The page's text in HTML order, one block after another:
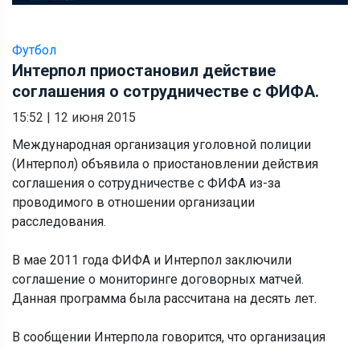
Футбол
Интерпол приостановил действие
соглашения о сотрудничестве с ФИФА.
15:52 | 12 июня 2015
Международная организация уголовной полиции
(Интерпол) объявила о приостановлении действия
соглашения о сотрудничестве с ФИФА из-за
проводимого в отношении организации
расследования.
В мае 2011 года ФИФА и Интерпол заключили
соглашение о мониторинге договорных матчей.
Данная программа была рассчитана на десять лет.
В сообщении Интерпола говорится, что организация